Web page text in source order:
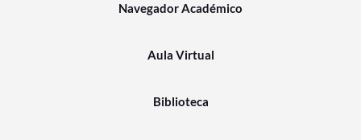
Navegador Académico
Aula Virtual
Biblioteca